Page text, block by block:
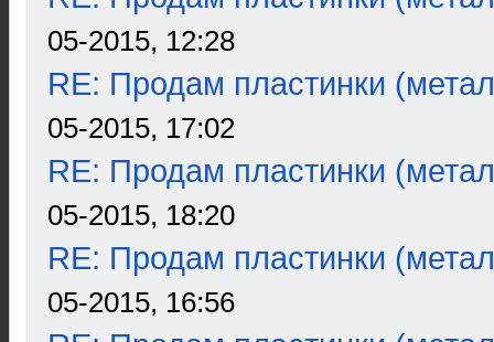
05-2015, 12:28
RE: Продам пластинки
05-2015, 17:02
RE: Продам пластинки
05-2015, 18:20
RE: Продам пластинки
05-2015, 16:56